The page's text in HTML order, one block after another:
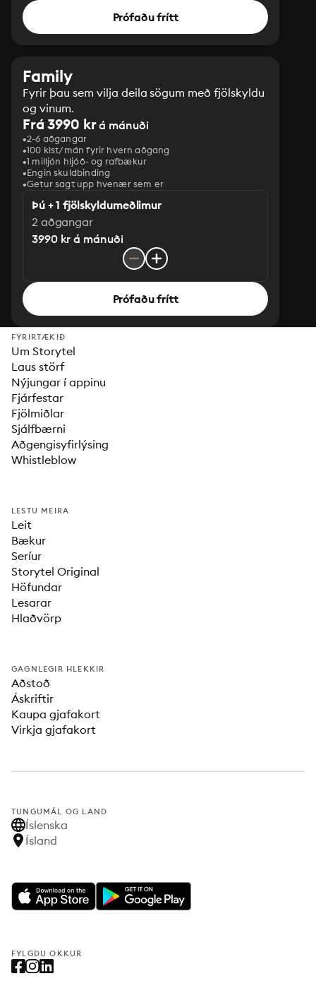
Prófaðu frítt
Family
Fyrir þau sem vilja deila sögum með fjölskyldu
og vinum.
Frá 3990 krá mánuði
2-6 aðgangar
100 klst/mán fyrir hvern aðgang
1 milljón hljóð- og rafbækur
‎Engin skuldbinding
Getur sagt upp hvenær sem er
Þú + 1 fjölskyldumeðlimur
2 aðgangar
3990 kr á mánuði
Prófaðu frítt
FYRIRTÆKIÐ
Um Storytel
Laus störf
Nýjungar í appinu
Fjárfestar
Fjölmiðlar
Sjálfbærni
Aðgengisyfirlýsing
Whistleblow
LESTU MEIRA
Leit
Bækur
Seríur
Storytel Original
Höfundar
Lesarar
Hlaðvörp
GAGNLEGIR HLEKKIR
Aðstoð
Áskriftir
Kaupa gjafakort
Virkja gjafakort
TUNGUMÁL OG LAND
Íslenska
Ísland
FYLGDU OKKUR